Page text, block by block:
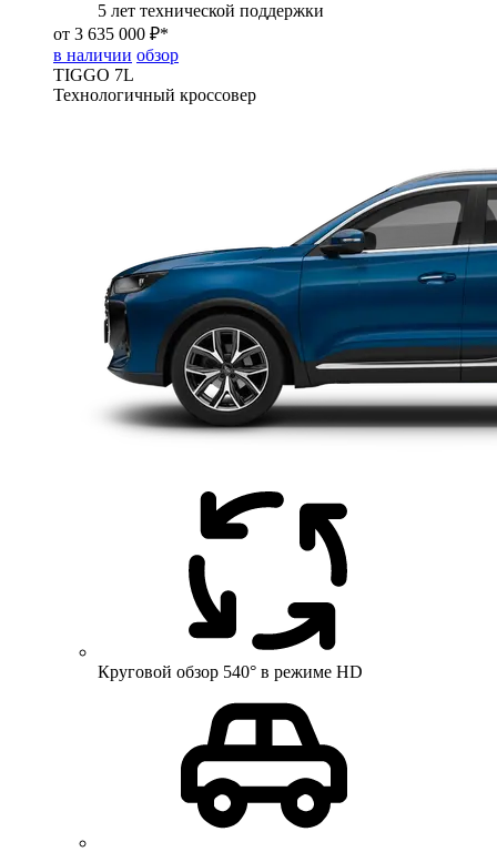
5 лет технической поддержки
от 3 635 000 ₽*
в наличии обзор
TIGGO 7L
Технологичный кроссовер
Круговой обзор 540° в режиме HD